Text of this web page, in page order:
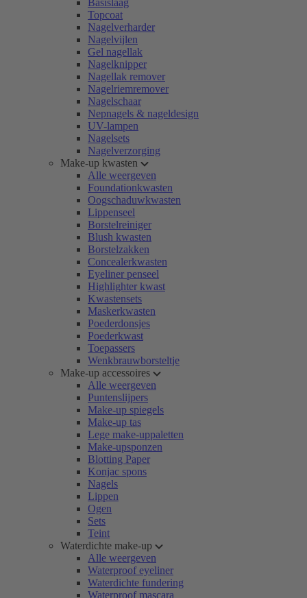
Basislaag
Topcoat
Nagelverharder
Nagelvijlen
Gel nagellak
Nagelknipper
Nagellak remover
Nagelriemremover
Nagelschaar
Nepnagels & nageldesign
UV-lampen
Nagelsets
Nagelverzorging
Make-up kwasten
Alle weergeven
Foundationkwasten
Oogschaduwkwasten
Lippenseel
Borstelreiniger
Blush kwasten
Borstelzakken
Concealerkwasten
Eyeliner penseel
Highlighter kwast
Kwastensets
Maskerkwasten
Poederdonsjes
Poederkwast
Toepassers
Wenkbrauwborsteltje
Make-up accessoires
Alle weergeven
Puntenslijpers
Make-up spiegels
Make-up tas
Lege make-uppaletten
Make-upsponzen
Blotting Paper
Konjac spons
Nagels
Lippen
Ogen
Sets
Teint
Waterdichte make-up
Alle weergeven
Waterproof eyeliner
Waterdichte fundering
Waterproof mascara